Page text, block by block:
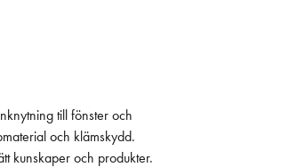
till fönster och
och klämskydd.
kunskaper och produkter.